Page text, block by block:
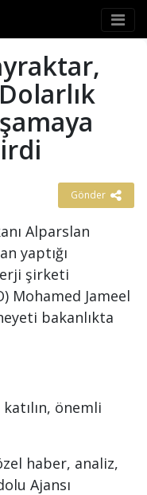
Gönder
Alparslan
yaptığı
şirketi
Mohamed Jameel
bakanlıkta
önemli
haber, analiz,
Ajansı